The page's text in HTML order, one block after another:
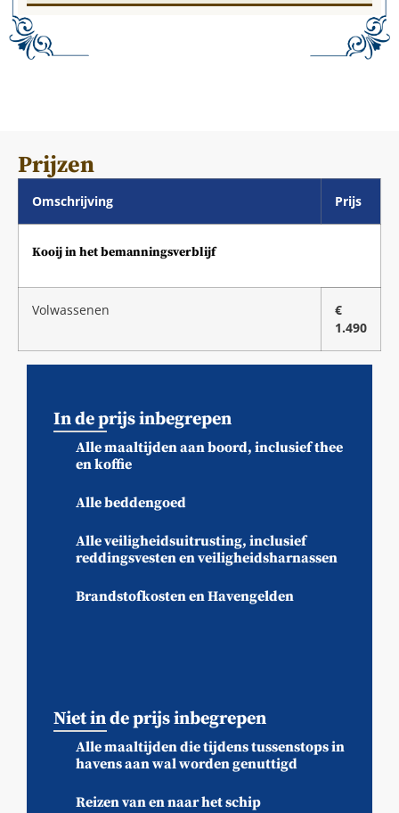
Prijzen
Omschrijving Prijs
Kooij in het bemanningsverblijf
Volwassenen
€
1.490
In de prijs inbegrepen
Alle maaltijden aan boord, inclusief thee
en koffie
Alle beddengoed
Alle veiligheidsuitrusting, inclusief
reddingsvesten en veiligheidsharnassen
Brandstofkosten en Havengelden
Niet in de prijs inbegrepen
Alle maaltijden die tijdens tussenstops in
havens aan wal worden genuttigd
Reizen van en naar het schip